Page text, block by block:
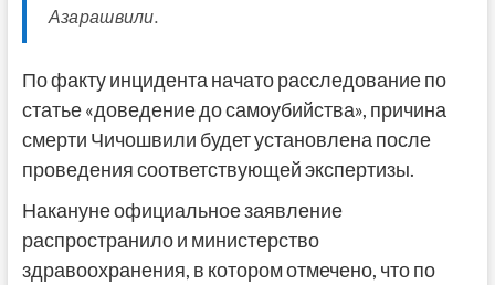
Азарашвили.
По факту инцидента начато расследование по
статье «доведение до самоубийства», причина
смерти Чичошвили будет установлена после
проведения соответствующей экспертизы.
Накануне официальное заявление
распространило и министерство
здравоохранения, в котором отмечено, что по